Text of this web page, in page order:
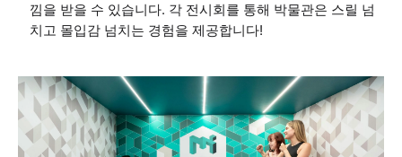
낌을 받을 수 있습니다. 각 전시회를 통해 박물관은 스릴 넘
치고 몰입감 넘치는 경험을 제공합니다!